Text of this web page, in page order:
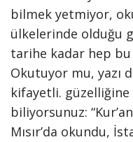
bilmek yetmiyor,
ülkelerinde olduğu
tarihe kadar hep
Okutuyor mu, yazı
kifayetli.
biliyorsunuz:
Mısır’da okundu,